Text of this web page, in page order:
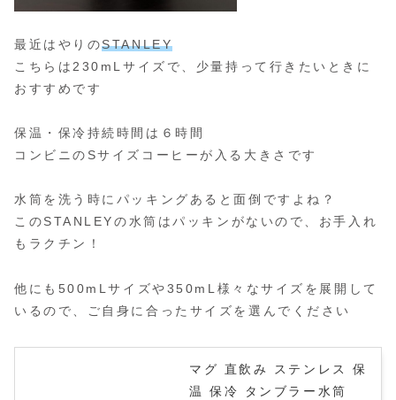
最近はやりのSTANLEY
こちらは230mLサイズで、少量持って行きたいときに
おすすめです
保温・保冷持続時間は６時間
コンビニのSサイズコーヒーが入る大きさです
水筒を洗う時にパッキングあると面倒ですよね？
このSTANLEYの水筒はパッキンがないので、お手入れ
もラクチン！
他にも500mLサイズや350mL様々なサイズを展開して
いるので、ご自身に合ったサイズを選んでください
マグ 直飲み ステンレス 保
温 保冷 タンブラー水筒